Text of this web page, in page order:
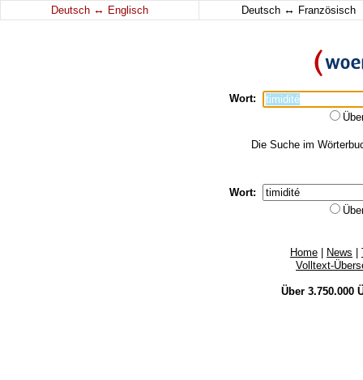
Deutsch ↔ Englisch Deutsch ↔ Französisch
Wort:
Die Suche im
Wort:
Home News
Volltext-
Über 3.750.000